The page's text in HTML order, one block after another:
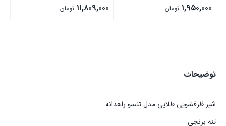
۱,۹۵۰,۰۰۰ تومان ۱۱,۸۰۹,۰۰۰ تومان
توضیحات
شیر ظرفشویی طلایی مدل تنسو راهدانه
تنه برنجی